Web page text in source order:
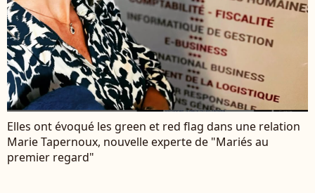
Elles ont évoqué les green et red flag dans une relation
Marie Tapernoux, nouvelle experte de "Mariés au
premier regard"